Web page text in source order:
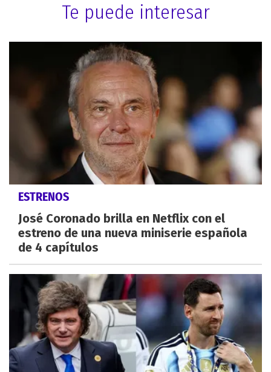
Te puede interesar
ESTRENOS
José Coronado brilla en Netflix con el
estreno de una nueva miniserie española
de 4 capítulos